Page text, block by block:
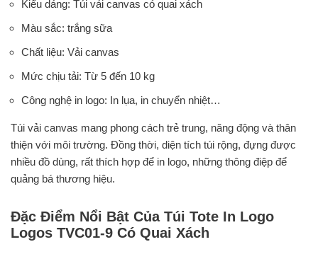
Kiểu dáng: Túi vải canvas có quai xách
Màu sắc: trắng sữa
Chất liệu: Vải canvas
Mức chịu tải: Từ 5 đến 10 kg
Công nghệ in logo: In lụa, in chuyển nhiệt…
Túi vải canvas mang phong cách trẻ trung, năng động và thân
thiện với môi trường. Đồng thời, diện tích túi rộng, đựng được
nhiều đồ dùng, rất thích hợp để in logo, những thông điệp để
quảng bá thương hiệu.
Đặc Điểm Nổi Bật Của Túi Tote In Logo
Logos TVC01-9 Có Quai Xách